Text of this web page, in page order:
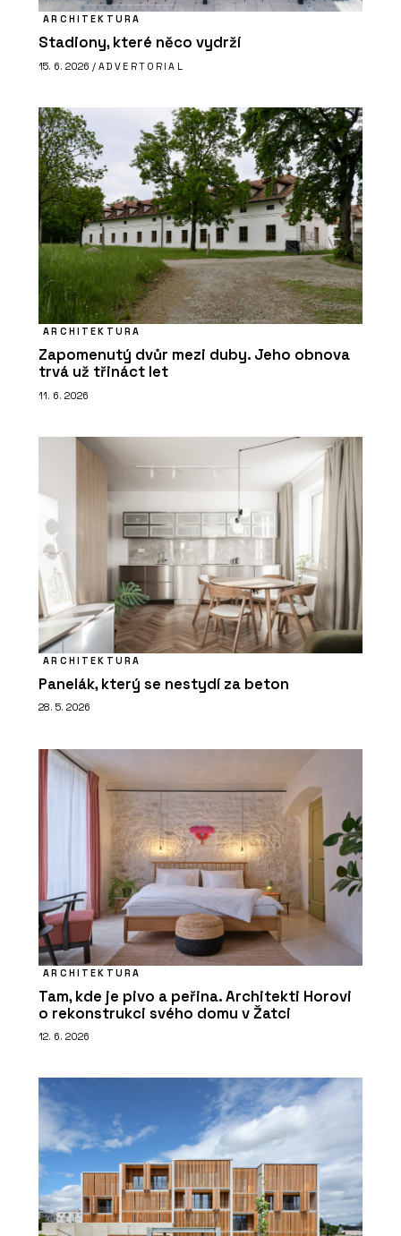
ARCHITEKTURA
Stadiony, které něco vydrží
15. 6. 2026 / ADVERTORIAL
ARCHITEKTURA
Zapomenutý dvůr mezi duby. Jeho obnova
trvá už třináct let
11. 6. 2026
ARCHITEKTURA
Panelák, který se nestydí za beton
28. 5. 2026
ARCHITEKTURA
Tam, kde je pivo a peřina. Architekti Horovi
o rekonstrukci svého domu v Žatci
12. 6. 2026